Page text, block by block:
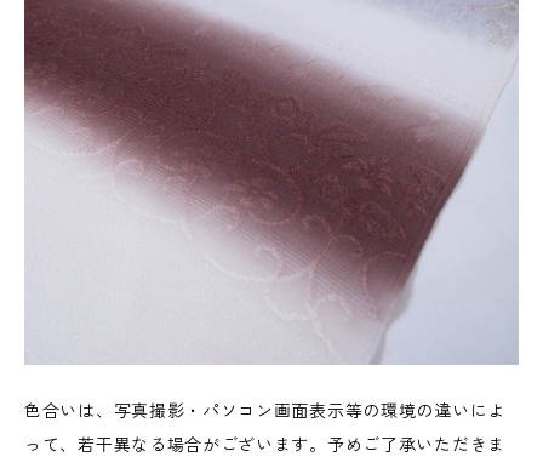
色合いは、写真撮影・パソコン画面表示等の環境の違いによ
って、若干異なる場合がございます。予めご了承いただきま